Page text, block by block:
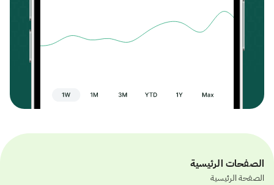
الصفحات الرئيسية
الصفحة الرئيسية